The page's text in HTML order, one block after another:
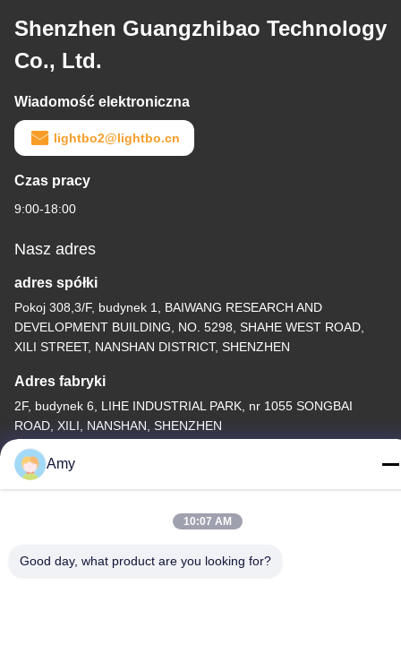
Shenzhen Guangzhibao Technology
Co., Ltd.
Wiadomość elektroniczna
lightbo2@lightbo.cn
Czas pracy
9:00-18:00
Nasz adres
adres spółki
Pokoj 308,3/F, budynek 1, BAIWANG RESEARCH AND
DEVELOPMENT BUILDING, NO. 5298, SHAHE WEST ROAD,
XILI STREET, NANSHAN DISTRICT, SHENZHEN
Adres fabryki
2F, budynek 6, LIHE INDUSTRIAL PARK, nr 1055 SONGBAI
ROAD, XILI, NANSHAN, SHENZHEN
Tel.
86-755-83983496
Amy
10:07 AM
Good day, what product are you looking for?